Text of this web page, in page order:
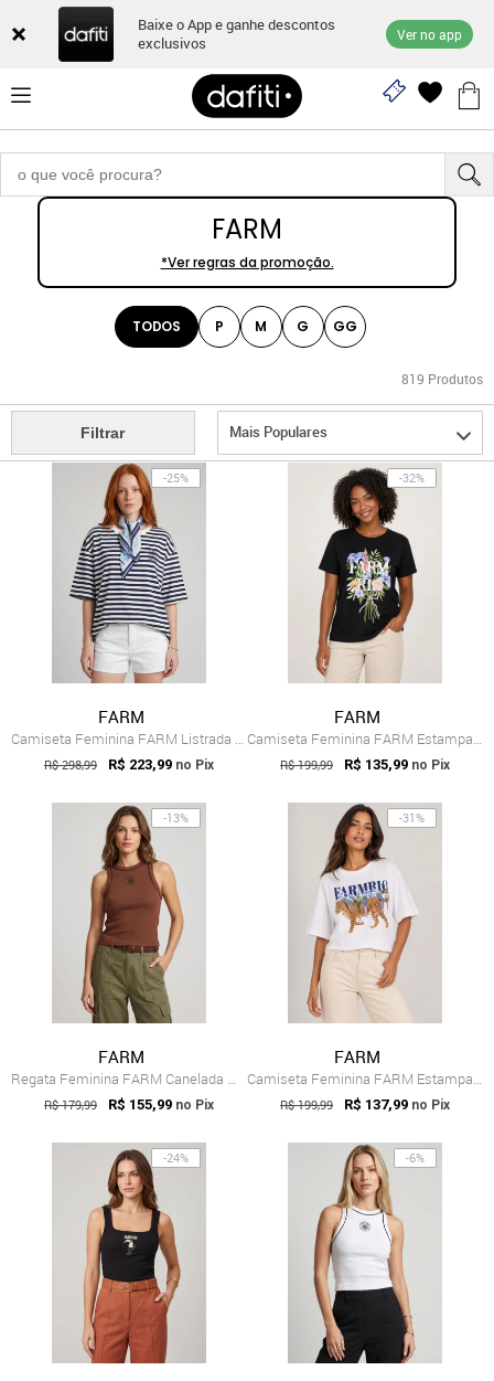
Baixe o App e ganhe descontos
exclusivos
Ver no app
FARM
*Ver regras da promoção.
TODOS P M G GG
819 Produtos
Filtrar Mais Populares
-25%
FARM
Camiseta Feminina FARM Listrada Azul Marinho
R$ 298,99 R$ 223,99 no Pix
-32%
FARM
Camiseta Feminina FARM Estampa Floral Preta
R$ 199,99 R$ 135,99 no Pix
-13%
FARM
Regata Feminina FARM Canelada Marrom
R$ 179,99 R$ 155,99 no Pix
-31%
FARM
Camiseta Feminina FARM Estampa Onça Branca
R$ 199,99 R$ 137,99 no Pix
-24% -6%